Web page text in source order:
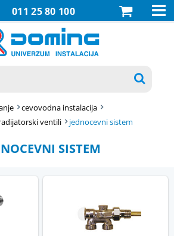
011 25 80 100 

cevovodna instalacija
ventili jednocevni sistem
SISTEM